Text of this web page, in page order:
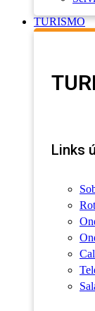
TURISMO
Links